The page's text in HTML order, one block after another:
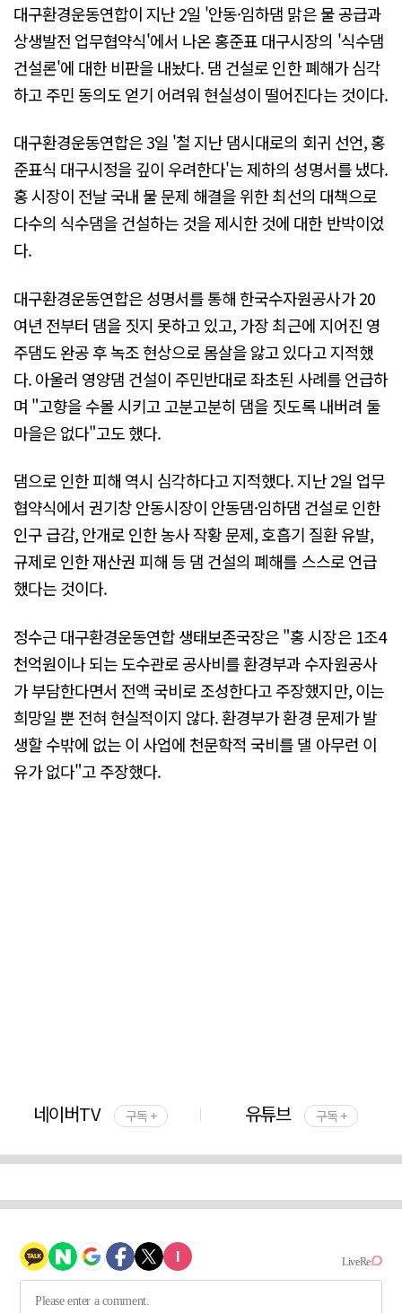
대구환경운동연합이 지난 2일 '안동·임하댐 맑은 물 공급과
상생발전 업무협약식'에서 나온 홍준표 대구시장의 '식수댐
건설론'에 대한 비판을 내놨다. 댐 건설로 인한 폐해가 심각
하고 주민 동의도 얻기 어려워 현실성이 떨어진다는 것이다.
대구환경운동연합은 3일 '철 지난 댐시대로의 회귀 선언, 홍
준표식 대구시정을 깊이 우려한다'는 제하의 성명서를 냈다.
홍 시장이 전날 국내 물 문제 해결을 위한 최선의 대책으로
다수의 식수댐을 건설하는 것을 제시한 것에 대한 반박이었
다.
대구환경운동연합은 성명서를 통해 한국수자원공사가 20
여년 전부터 댐을 짓지 못하고 있고, 가장 최근에 지어진 영
주댐도 완공 후 녹조 현상으로 몸살을 앓고 있다고 지적했
다. 아울러 영양댐 건설이 주민반대로 좌초된 사례를 언급하
며 "고향을 수몰 시키고 고분고분히 댐을 짓도록 내버려 둘
마을은 없다"고도 했다.
댐으로 인한 피해 역시 심각하다고 지적했다. 지난 2일 업무
협약식에서 권기창 안동시장이 안동댐·임하댐 건설로 인한
인구 급감, 안개로 인한 농사 작황 문제, 호흡기 질환 유발,
규제로 인한 재산권 피해 등 댐 건설의 폐해를 스스로 언급
했다는 것이다.
정수근 대구환경운동연합 생태보존국장은 "홍 시장은 1조4
천억원이나 되는 도수관로 공사비를 환경부과 수자원공사
가 부담한다면서 전액 국비로 조성한다고 주장했지만, 이는
희망일 뿐 전혀 현실적이지 않다. 환경부가 환경 문제가 발
생할 수밖에 없는 이 사업에 천문학적 국비를 댈 아무런 이
유가 없다"고 주장했다.
네이버TV 구독 + 유튜브 구독 +